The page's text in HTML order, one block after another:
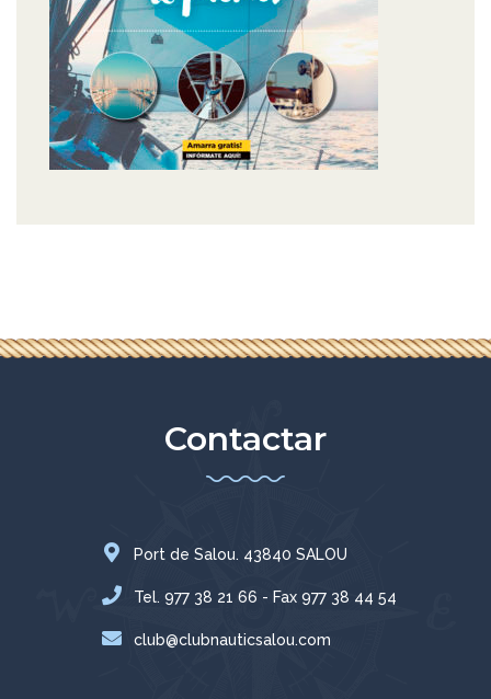
Contactar
Port de Salou. 43840 SALOU
Tel. 977 38 21 66 - Fax 977 38 44 54
club@clubnauticsalou.com